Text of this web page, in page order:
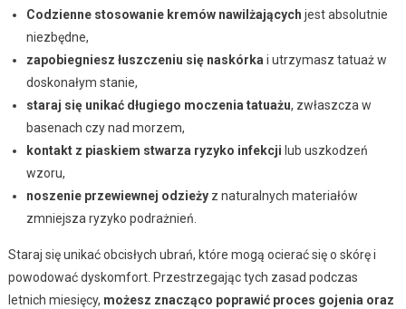
Codzienne stosowanie kremów nawilżających jest absolutnie
niezbędne,
zapobiegniesz łuszczeniu się naskórka i utrzymasz tatuaż w
doskonałym stanie,
staraj się unikać długiego moczenia tatuażu, zwłaszcza w
basenach czy nad morzem,
kontakt z piaskiem stwarza ryzyko infekcji lub uszkodzeń
wzoru,
noszenie przewiewnej odzieżyz naturalnych materiałów
zmniejsza ryzyko podrażnień.
Staraj się unikać obcisłych ubrań, które mogą ocierać się o skórę i
powodować dyskomfort. Przestrzegając tych zasad podczas
letnich miesięcy, możesz znacząco poprawić proces gojenia oraz